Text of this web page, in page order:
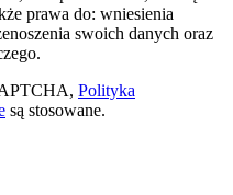
prawa do: wniesienia
swoich danych oraz
Polityka
są stosowane.